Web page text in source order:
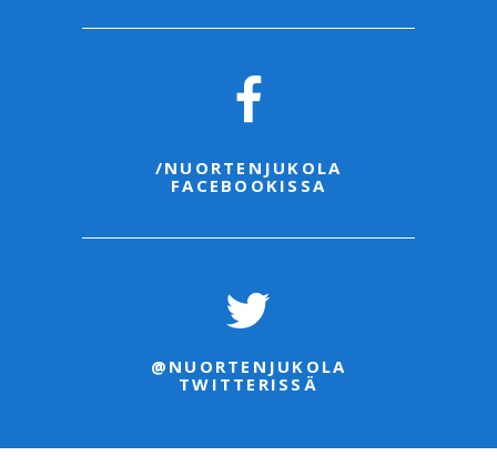
/NUORTENJUKOLA
FACEBOOKISSA
@NUORTENJUKOLA
TWITTERISSÄ